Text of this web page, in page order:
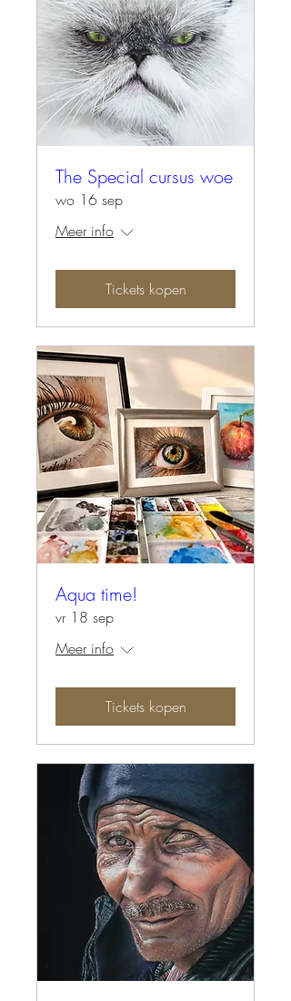
The Special cursus woe
wo 16 sep
Meer info
Tickets kopen
Aqua time!
vr 18 sep
Meer info
Tickets kopen